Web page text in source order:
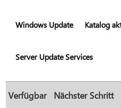
Windows Update Katalog
Server Update Services
Verfügbar Nächster Schritt